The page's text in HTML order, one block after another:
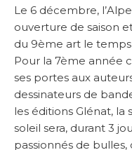
Le 6 décembre,
ouverture de saison
du 9ème art le
Pour la 7ème année
ses portes aux
dessinateurs de
les éditions Glénat, la
soleil sera, durant 3
passionnés de